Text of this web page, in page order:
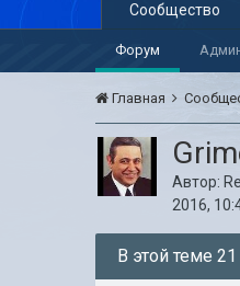
Сообщество
Форум
Главная
Автор:
2016,
В этой теме